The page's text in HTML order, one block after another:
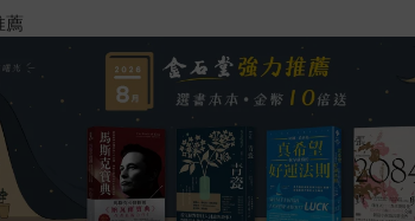
甚至會遭指控協助日本散播政治宣傳，聲稱戰敗
導風向令人不安的一面，某些實情顯然受到隱
則，他親身從戰場取材的作品給人的印象就像是
傾向」，但整體來說，赫西是曾獲表揚的戰爭英
」時，《紐約客》絕大部分的員工對於要刊
製作他們以為即將要出刊的「假刊號」。甚至連
刊載，讓文章更具衝擊與挑釁性，羅斯對這個
銷榜